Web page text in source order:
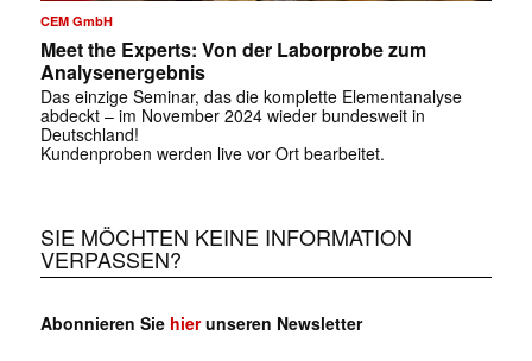
CEM GmbH
Meet the Experts: Von der Laborprobe zum
Analysenergebnis
Das einzige Seminar, das die komplette Elementanalyse
abdeckt – im November 2024 wieder bundesweit in
Deutschland!
Kundenproben werden live vor Ort bearbeitet.
SIE MÖCHTEN KEINE INFORMATION
VERPASSEN?
Abonnieren Sie hierunseren Newsletter